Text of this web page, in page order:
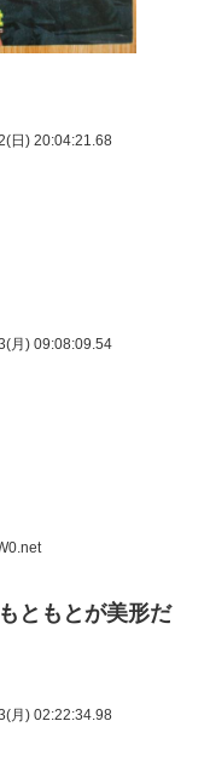
日) 20:04:21.68
月) 09:08:09.54
ともとが美形だ
月) 02:22:34.98